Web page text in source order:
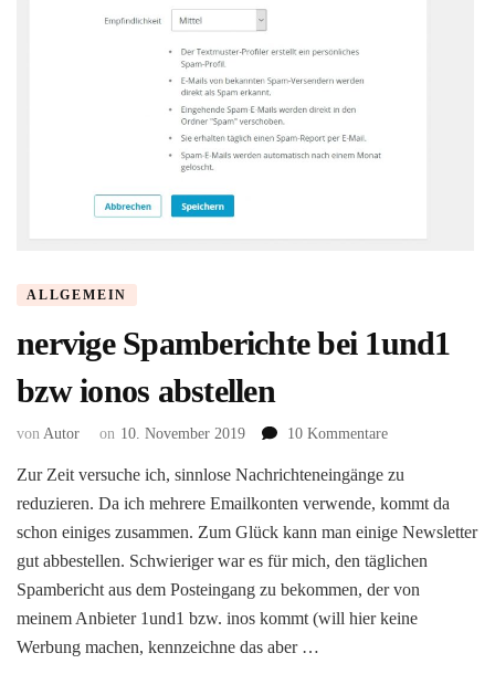
ALLGEMEIN
nervige Spamberichte bei 1und1
bzw ionos abstellen
von Autor on 10. November 2019 10 Kommentarezu
Spamberichte
bei
1und1
ionos
abstellen
Zur Zeit versuche ich, sinnlose Nachrichteneingänge zu
reduzieren. Da ich mehrere Emailkonten verwende, kommt da
schon einiges zusammen. Zum Glück kann man einige Newsletter
gut abbestellen. Schwieriger war es für mich, den täglichen
Spambericht aus dem Posteingang zu bekommen, der von
meinem Anbieter 1und1 bzw. inos kommt (will hier keine
Werbung machen, kennzeichne das aber …